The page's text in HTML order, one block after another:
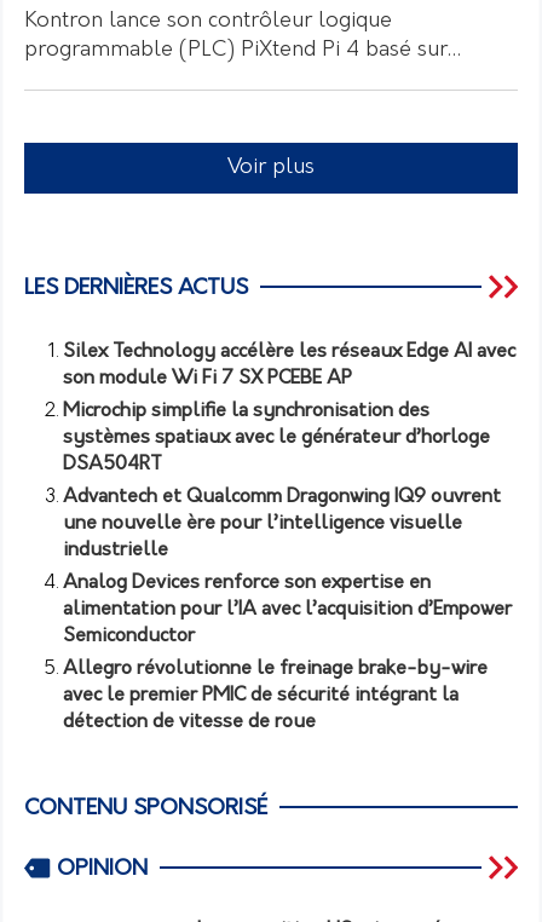
Kontron lance son contrôleur logique
programmable (PLC) PiXtend Pi 4 basé sur…
Voir plus
LES DERNIÈRES ACTUS
Silex Technology accélère les réseaux Edge AI avec
son module Wi Fi 7 SX PCEBE AP
Microchip simplifie la synchronisation des
systèmes spatiaux avec le générateur d’horloge
DSA504RT
Advantech et Qualcomm Dragonwing IQ9 ouvrent
une nouvelle ère pour l’intelligence visuelle
industrielle
Analog Devices renforce son expertise en
alimentation pour l’IA avec l’acquisition d’Empower
Semiconductor
Allegro révolutionne le freinage brake-by-wire
avec le premier PMIC de sécurité intégrant la
détection de vitesse de roue
CONTENU SPONSORISÉ
OPINION